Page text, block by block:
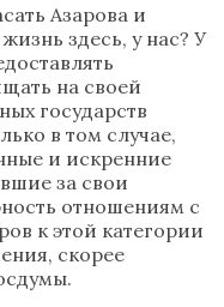
Азарова и
здесь, у нас? У
на своей
государств
в том случае,
и искренние
за свои
отношениям с
к этой категории
скорее